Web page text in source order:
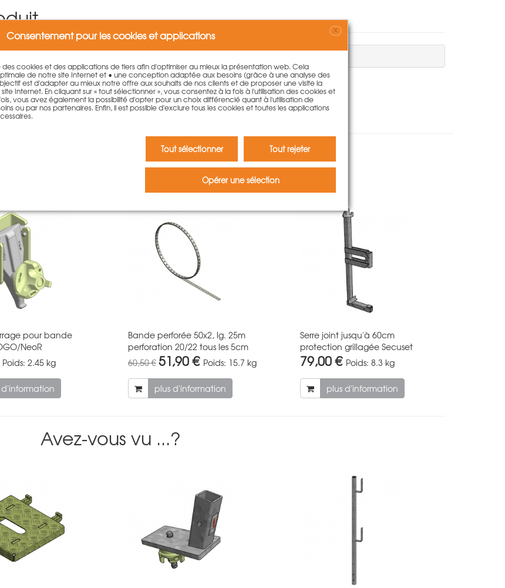
Accessoires
pour bande
NeoR
Poids: 2.45 kg
d'information
Bande perforée 50x2, lg. 25m
perforation 20/22 tous les 5cm
60,50 € 51,90 € Poids: 15.7 kg
plus d'information
Serre joint jusqu'à 60cm
protection grillagée Secuset
79,00 € Poids: 8.3 kg
plus d'information
Avez-vous vu ...?
Consentement pour les cookies et applications X
des cookies et des applications de tiers afin d'optimiser au mieux la présentation web. Cela
de notre site Internet et • une conception adaptée aux besoins (grâce à une analyse des
est d'adapter au mieux notre offre aux souhaits de nos clients et de proposer une visite la
Internet. En cliquant sur « tout sélectionner », vous consentez à la fois à l'utilisation des cookies et
vous avez également la possibilité d'opter pour un choix différencié quant à l'utilisation de
ou par nos partenaires. Enfin, il est possible d'exclure tous les cookies et toutes les applications
Tout sélectionner Tout rejeter
Opérer une sélection